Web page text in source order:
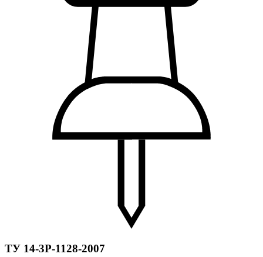
ТУ 14-3Р-1128-2007